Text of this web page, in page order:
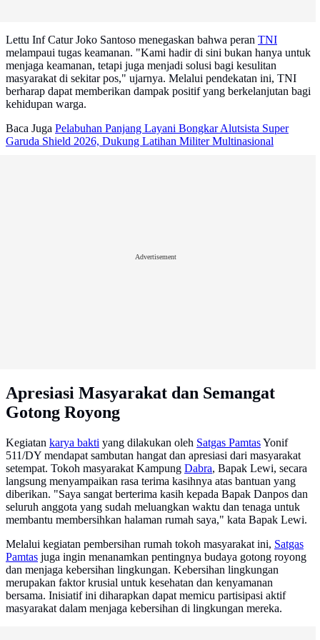
Lettu Inf Catur Joko Santoso menegaskan bahwa peran TNI
melampaui tugas keamanan. "Kami hadir di sini bukan hanya untuk
menjaga keamanan, tetapi juga menjadi solusi bagi kesulitan
masyarakat di sekitar pos," ujarnya. Melalui pendekatan ini, TNI
berharap dapat memberikan dampak positif yang berkelanjutan bagi
kehidupan warga.
Baca Juga Pelabuhan Panjang Layani Bongkar Alutsista Super
Garuda Shield 2026, Dukung Latihan Militer Multinasional
Advertisement
Apresiasi Masyarakat dan Semangat
Gotong Royong
Kegiatan karya bakti yang dilakukan oleh Satgas PamtasYonif
511/DY mendapat sambutan hangat dan apresiasi dari masyarakat
setempat. Tokoh masyarakat Kampung Dabra, Bapak Lewi, secara
langsung menyampaikan rasa terima kasihnya atas bantuan yang
diberikan. "Saya sangat berterima kasih kepada Bapak Danpos dan
seluruh anggota yang sudah meluangkan waktu dan tenaga untuk
membantu membersihkan halaman rumah saya," kata Bapak Lewi.
Melalui kegiatan pembersihan rumah tokoh masyarakat ini, Satgas
Pamtas juga ingin menanamkan pentingnya budaya gotong royong
dan menjaga kebersihan lingkungan. Kebersihan lingkungan
merupakan faktor krusial untuk kesehatan dan kenyamanan
bersama. Inisiatif ini diharapkan dapat memicu partisipasi aktif
masyarakat dalam menjaga kebersihan di lingkungan mereka.